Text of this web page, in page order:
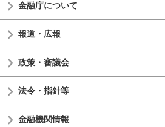
金融庁について
報道・広報
政策・審議会
法令・指針等
金融機関情報